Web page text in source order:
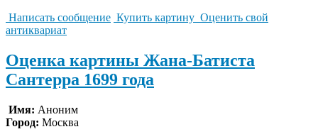
Написать сообщение Купить картину Оценить свой
антиквариат
Оценка картины Жана-Батиста
Сантерра 1699 года
Имя: Аноним
Город: Москва